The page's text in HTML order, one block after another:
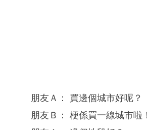
朋友Ａ： 買邊個城市好呢？
朋友Ｂ： 梗係買一線城市啦！